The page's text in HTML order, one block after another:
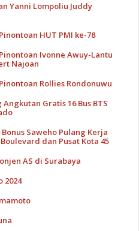
Yanni Lompoliu Juddy
HUT PMI ke-78
Ivonne Awuy-Lantu
Najoan
Rollies Rondonuwu
Gratis 16 Bus BTS
Saweho Pulang Kerja
dan Pusat Kota 45
AS di Surabaya
2024